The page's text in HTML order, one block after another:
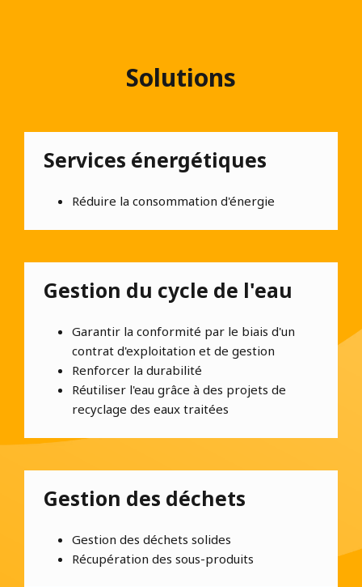
Solutions
Services énergétiques
Réduire la consommation d'énergie
Gestion du cycle de l'eau
Garantir la conformité par le biais d'un
contrat d'exploitation et de gestion
Renforcer la durabilité
Réutiliser l'eau grâce à des projets de
recyclage des eaux traitées
Gestion des déchets
Gestion des déchets solides
Récupération des sous-produits